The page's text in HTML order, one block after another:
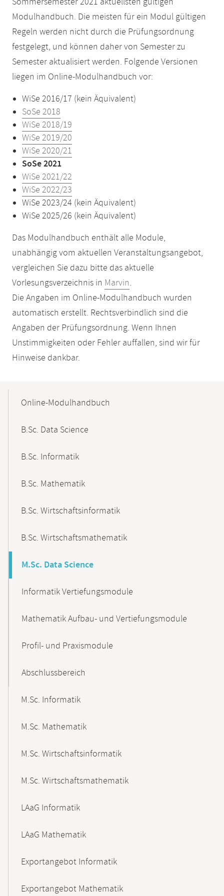
Modulhandbuch. Die meisten für ein Modul gültigen
Regeln werden nicht durch die Prüfungsordnung
festgelegt, und können daher von Semester zu
Semester aktualisiert werden. Folgende Versionen
liegen im Online-Modulhandbuch vor:
WiSe 2016/17 (kein Äquivalent)
SoSe 2018
WiSe 2018/19
WiSe 2019/20
WiSe 2020/21
SoSe 2021
WiSe 2021/22
WiSe 2022/23
WiSe 2023/24 (kein Äquivalent)
WiSe 2025/26 (kein Äquivalent)
Das Modulhandbuch enthält alle Module,
unabhängig vom aktuellen Veranstaltungsangebot,
vergleichen Sie dazu bitte das aktuelle
Vorlesungsverzeichnis in Marvin.
Die Angaben im Online-Modulhandbuch wurden
automatisch erstellt. Rechtsverbindlich sind die
Angaben der Prüfungsordnung. Wenn Ihnen
Unstimmigkeiten oder Fehler auffallen, sind wir für
Hinweise dankbar.
NavigationOnline-Modulhandbuch
B.Sc. Data Science
B.Sc. Informatik
B.Sc. Mathematik
B.Sc. Wirtschaftsinformatik
B.Sc. Wirtschaftsmathematik
M.Sc. Data Science
Informatik Vertiefungsmodule
Mathematik Aufbau- und Vertiefungsmodule
Profil- und Praxismodule
Abschlussbereich
M.Sc. Informatik
M.Sc. Mathematik
M.Sc. Wirtschaftsinformatik
M.Sc. Wirtschaftsmathematik
LAaG Informatik
LAaG Mathematik
Exportangebot Informatik
Exportangebot Mathematik